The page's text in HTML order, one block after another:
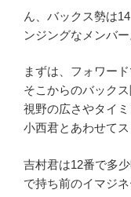
ん、バックス勢は
ンジングなメンバー
まずは、フォワー
そこからのバック
視野の広さやタイ
小西君とあわせてス
吉村君は12番で多
で持ち前のイマジ